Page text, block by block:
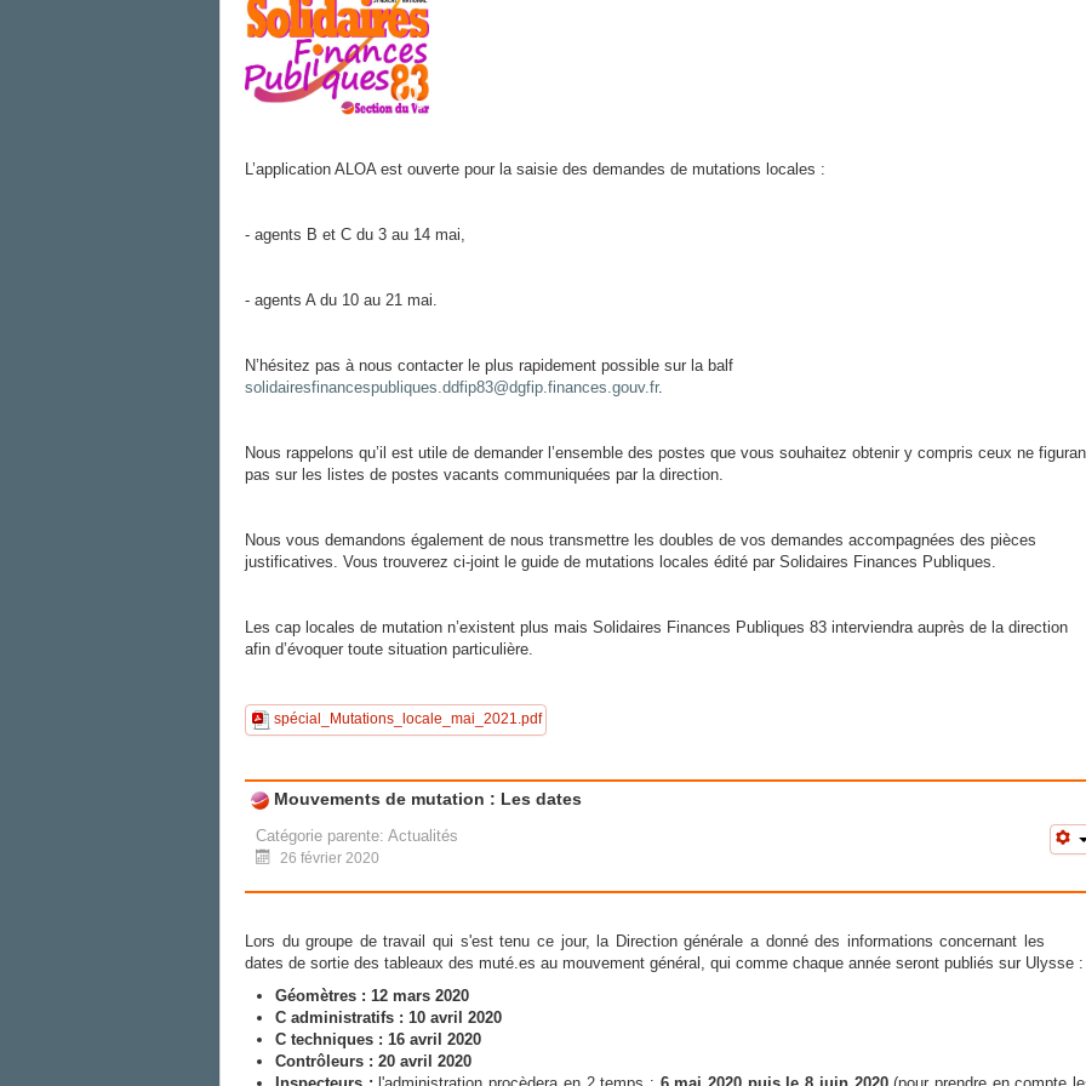
L’application ALOA est ouverte pour la saisie des demandes de mutations locales :
- agents B et C du 3 au 14 mai,
- agents A du 10 au 21 mai.
N’hésitez pas à nous contacter le plus rapidement possible sur la balf
solidairesfinancespubliques.ddfip83@dgfip.finances.gouv.fr.
Nous rappelons qu’il est utile de demander l’ensemble des postes que vous souhaitez obtenir y compris ceux ne
pas sur les listes de postes vacants communiquées par la direction.
Nous vous demandons également de nous transmettre les doubles de vos demandes accompagnées des pièces
justificatives. Vous trouverez ci-joint le guide de mutations locales édité par Solidaires Finances Publiques.
Les cap locales de mutation n’existent plus mais Solidaires Finances Publiques 83 interviendra auprès de la direction
afin d’évoquer toute situation particulière.
spécial_Mutations_locale_mai_2021.pdf
Mouvements de mutation : Les dates
Catégorie parente: Actualités
26 février 2020
Lors du groupe de travail qui s'est tenu ce jour, la Direction générale a donné des informations concernant les
dates de sortie des tableaux des muté.es au mouvement général, qui comme chaque année seront publiés sur Ulysse :
Géomètres : 12 mars 2020
C administratifs : 10 avril 2020
C techniques : 16 avril 2020
Contrôleurs : 20 avril 2020